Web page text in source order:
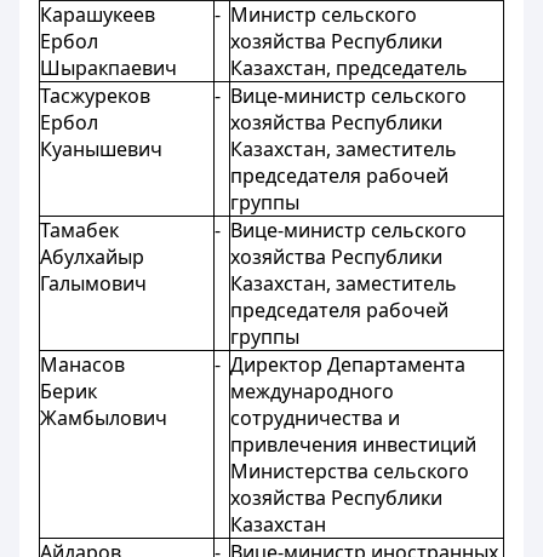
Карашукеев
Ербол
Шыракпаевич
- Министр сельского
хозяйства Республики
Казахстан, председатель
Тасжуреков
Ербол
Куанышевич
- Вице-министр сельского
хозяйства Республики
Казахстан, заместитель
председателя рабочей
группы
Тамабек
Абулхайыр
Галымович
- Вице-министр сельского
хозяйства Республики
Казахстан, заместитель
председателя рабочей
группы
Манасов
Берик
Жамбылович
- Директор Департамента
международного
сотрудничества и
привлечения инвестиций
Министерства сельского
хозяйства Республики
Казахстан